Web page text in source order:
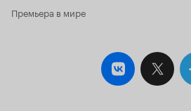
Премьера в мире